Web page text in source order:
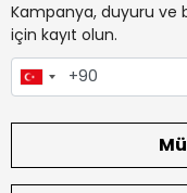
Kampanya, duyuru ve
için kayıt olun.